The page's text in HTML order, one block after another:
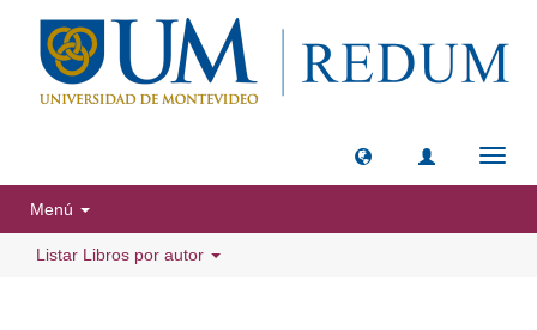
Menú
Listar Libros por autor